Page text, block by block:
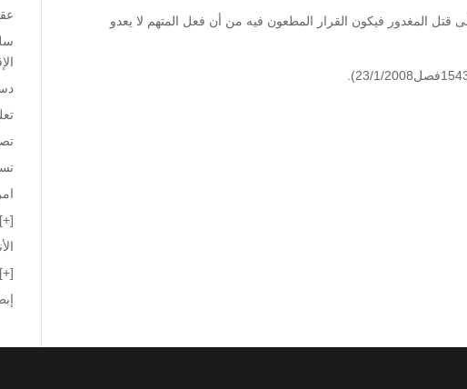
قتل المغدور فيكون القرار المطعون فيه من أن فعل المتهم لا يعدو
[+]
[+]